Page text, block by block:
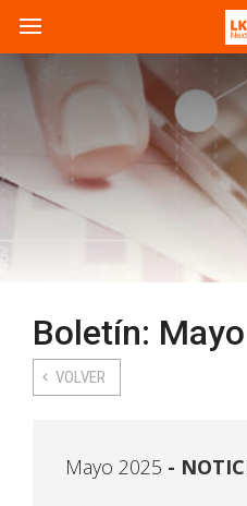
Boletín:
VOLVER
Mayo 2025